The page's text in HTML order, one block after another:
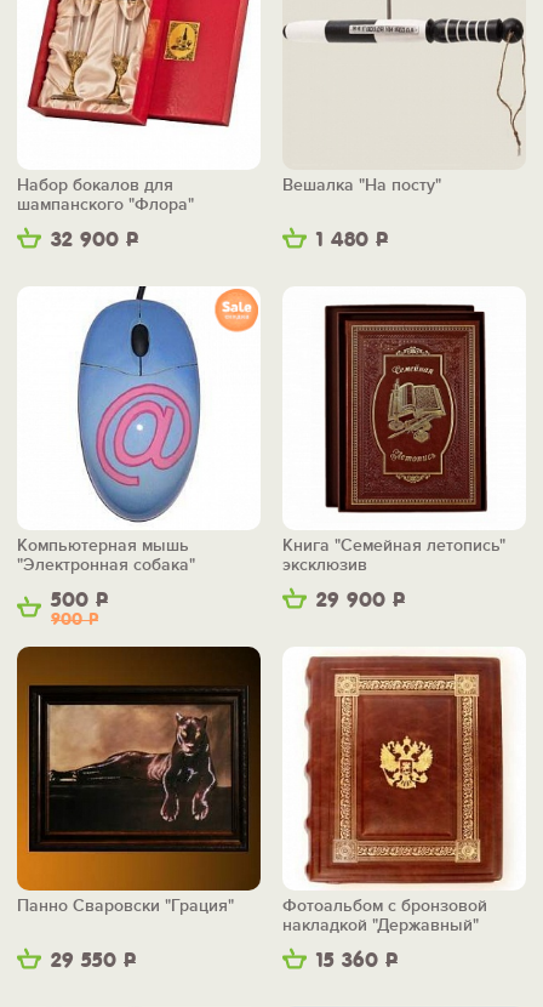
32 900 Р
Набор бокалов для
шампанского "Флора"
1 480 Р
Вешалка "На посту"
500 Р
900Р
Компьютерная мышь
"Электронная собака"
29 900 Р
Книга "Семейная летопись"
эксклюзив
29 550 Р
Панно Сваровски "Грация"
15 360 Р
Фотоальбом с бронзовой
накладкой "Державный"